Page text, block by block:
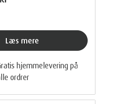
Læs mere
hjemmelevering på
ordrer